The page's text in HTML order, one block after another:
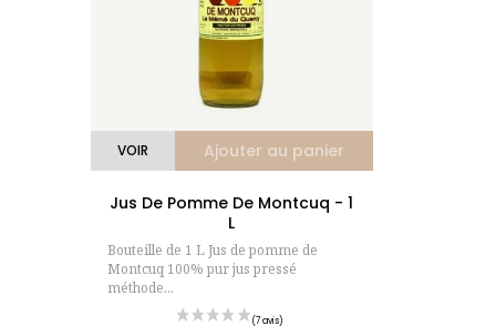
Ajouter au panier
VOIR
Jus De Pomme De Montcuq - 1
L
Bouteille de 1 L Jus de pomme de
Montcuq 100% pur jus pressé
méthode...